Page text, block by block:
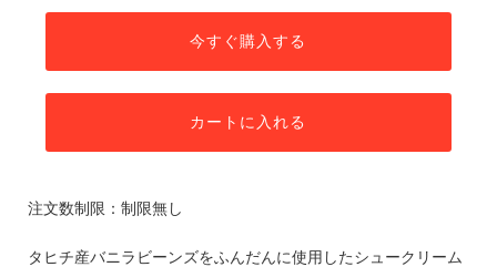
今すぐ購入する
カートに入れる
注文数制限：制限無し
タヒチ産バニラビーンズをふんだんに使用したシュークリーム